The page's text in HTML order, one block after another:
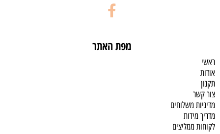
מפת האתר
ראשי
אודות
תקנון
צור קשר
מדיניות משלוחים
מדריך מידות
לקוחות ממליצים